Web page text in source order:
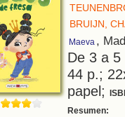
BRUIJN,
Maeva ,
De 3 a
44 p.;
papel;
Resumen: